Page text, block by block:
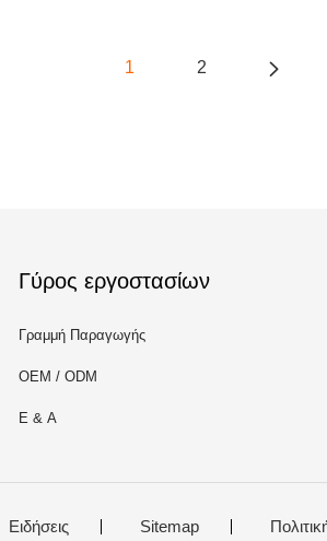
1 2
Γύρος εργοστασίων
Γραμμή Παραγωγής
OEM / ODM
Ε & Α
Ειδήσεις Sitemap